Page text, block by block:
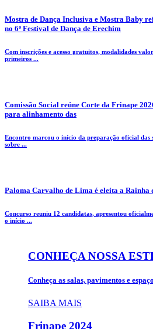
Mostra de Dança Inclusiva e Mostra Baby
no 6º Festival de Dança de Erechim
Com inscrições e acesso gratuitos, modalidades
primeiros ...
Comissão Social reúne Corte da Frinape
para alinhamento das
Encontro marcou o início da preparação oficial das
sobre ...
Paloma Carvalho de Lima é eleita a Rainha
Concurso reuniu 12 candidatas, apresentou
o início ...
CONHEÇA NOSSA
Conheça as salas, pavimentos e
SAIBA MAIS
Frinape 2024